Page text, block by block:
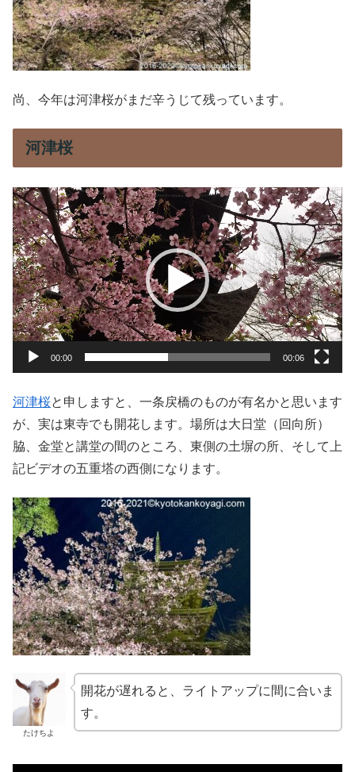
尚、今年は河津桜がまだ辛うじて残っています。
河津桜
動
画
プ
レ
ー
ヤ
ー
00:00 00:06
河津桜と申しますと、一条戻橋のものが有名かと思います
が、実は東寺でも開花します。場所は大日堂（回向所）
脇、金堂と講堂の間のところ、東側の土塀の所、そして上
記ビデオの五重塔の西側になります。
たけちよ
開花が遅れると、ライトアップに間に合いま
す。